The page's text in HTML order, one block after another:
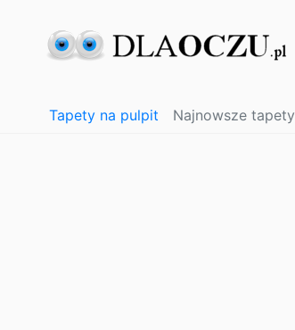
Tapety na pulpit Najnowsze tapety